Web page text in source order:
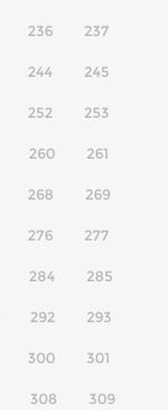
236 237
244 245
252 253
260 261
268 269
276 277
284 285
292 293
300 301
308 309